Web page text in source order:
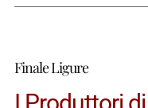
Finale Ligure